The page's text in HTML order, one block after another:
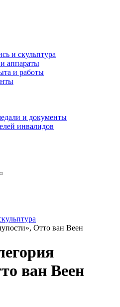
и скульптура
аппараты
и работы
и документы
инвалидов
Отто ван Веен
ван Веен